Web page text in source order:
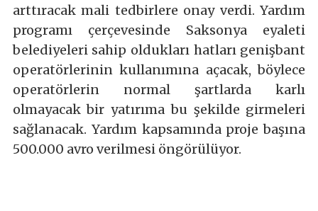
arttıracak mali tedbirlere onay verdi. Yardım
programı çerçevesinde Saksonya eyaleti
belediyeleri sahip oldukları hatları genişbant
operatörlerinin kullanımına açacak, böylece
operatörlerin normal şartlarda karlı
olmayacak bir yatırıma bu şekilde girmeleri
sağlanacak. Yardım kapsamında proje başına
500.000 avro verilmesi öngörülüyor.